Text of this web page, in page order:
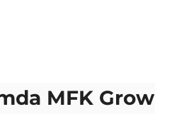
MFK Grow